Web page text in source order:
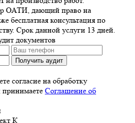
ОАТИ, дающий право на
бесплатная консультация по
Срок данной услуги 13 дней.
документов
Получить аудит
согласие на обработку
Соглашение об